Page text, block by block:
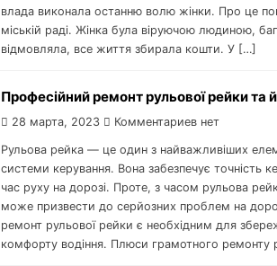
влада виконала останню волю жінки. Про це
міській раді. Жінка була віруючою людиною,
відмовляла, все життя збирала кошти. У […]
Професійний ремонт рульової рейки та
28 марта, 2023 Комментариев нет
Рульова рейка — це один з найважливіших
системи керування. Вона забезпечує точність
час руху на дорозі. Проте, з часом рульова
може призвести до серйозних проблем на
ремонт рульової рейки є необхідним для
комфорту водіння. Плюси грамотного ремонту